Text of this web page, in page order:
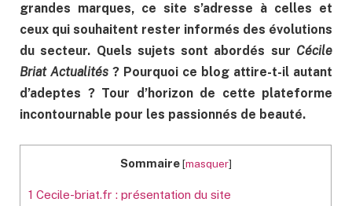
grandes marques, ce site s’adresse à celles et
ceux qui souhaitent rester informés des évolutions
du secteur. Quels sujets sont abordés sur Cécile
Briat Actualités ? Pourquoi ce blog attire-t-il autant
d’adeptes ? Tour d’horizon de cette plateforme
incontournable pour les passionnés de beauté.
Sommaire [masquer]
1 Cecile-briat.fr : présentation du site